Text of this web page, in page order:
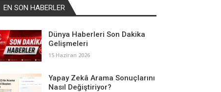
EN SON HABERLER
Dünya Haberleri Son Dakika
Gelişmeleri
15 Haziran 2026
Yapay Zekâ Arama Sonuçlarını
Nasıl Değiştiriyor?